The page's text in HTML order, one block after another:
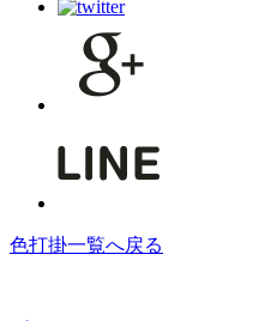
色打掛一覧へ戻る